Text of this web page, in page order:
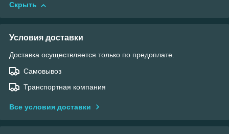
Скрыть
Условия доставки
Доставка осуществляется только по предоплате.
Самовывоз
Транспортная компания
Все условия доставки